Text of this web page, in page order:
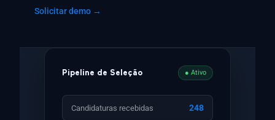
Solicitar demo →
Pipeline de Seleção ● Ativo
Candidaturas recebidas 248